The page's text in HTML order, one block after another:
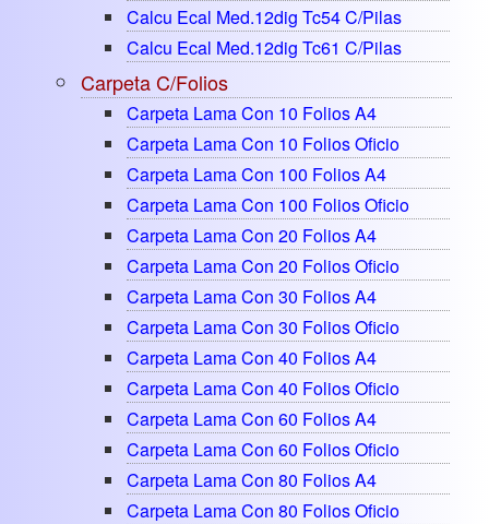
Calcu Ecal Med.12dig Tc54 C/pilas
Calcu Ecal Med.12dig Tc61 C/pilas
Carpeta C/folios
Carpeta Lama Con 10 Folios A4
Carpeta Lama Con 10 Folios Oficio
Carpeta Lama Con 100 Folios A4
Carpeta Lama Con 100 Folios Oficio
Carpeta Lama Con 20 Folios A4
Carpeta Lama Con 20 Folios Oficio
Carpeta Lama Con 30 Folios A4
Carpeta Lama Con 30 Folios Oficio
Carpeta Lama Con 40 Folios A4
Carpeta Lama Con 40 Folios Oficio
Carpeta Lama Con 60 Folios A4
Carpeta Lama Con 60 Folios Oficio
Carpeta Lama Con 80 Folios A4
Carpeta Lama Con 80 Folios Oficio